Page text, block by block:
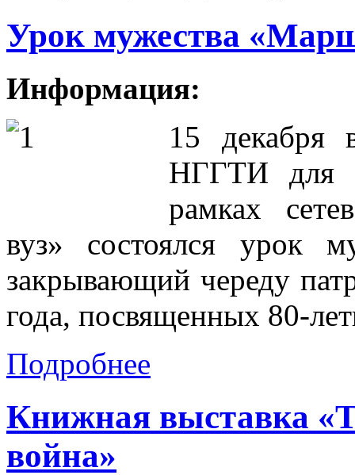
Урок мужества
Информация:
15 декабря
НГГТИ для
рамках
вуз» состоялся урок
закрывающий череду
года, посвященных 80-
Подробнее
Книжная выставка
война»